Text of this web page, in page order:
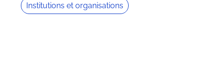
Institutions et organisations